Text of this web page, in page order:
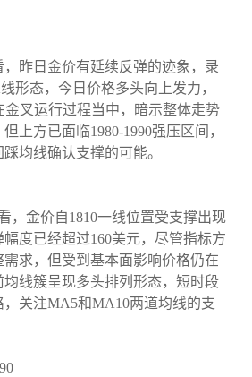
昨日金价有延续反弹的迹象，录
形态，今日价格多头向上发力，
叉运行过程当中，暗示整体走势
上方已面临1980-1990强压区间，
均线确认支撑的可能。
，金价自1810一线位置受支撑出现
度已经超过160美元，尽管指标方
求，但受到基本面影响价格仍在
线簇呈现多头排列形态，短时段
关注MA5和MA10两道均线的支